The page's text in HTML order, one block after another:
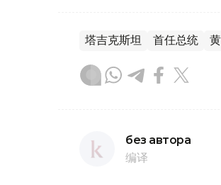
塔吉克斯坦 首任总统
без автора
编译